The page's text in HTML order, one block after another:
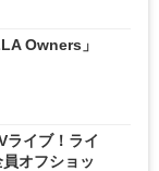
Owners」
ライブ！ライ
オフショッ